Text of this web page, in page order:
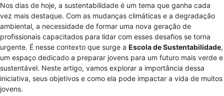
Nos dias de hoje, a sustentabilidade é um tema que ganha cada
vez mais destaque. Com as mudanças climáticas e a degradação
ambiental, a necessidade de formar uma nova geração de
profissionais capacitados para lidar com esses desafios se torna
urgente. É nesse contexto que surge a Escola de Sustentabilidade,
um espaço dedicado a preparar jovens para um futuro mais verde e
sustentável. Neste artigo, vamos explorar a importância dessa
iniciativa, seus objetivos e como ela pode impactar a vida de muitos
jovens.